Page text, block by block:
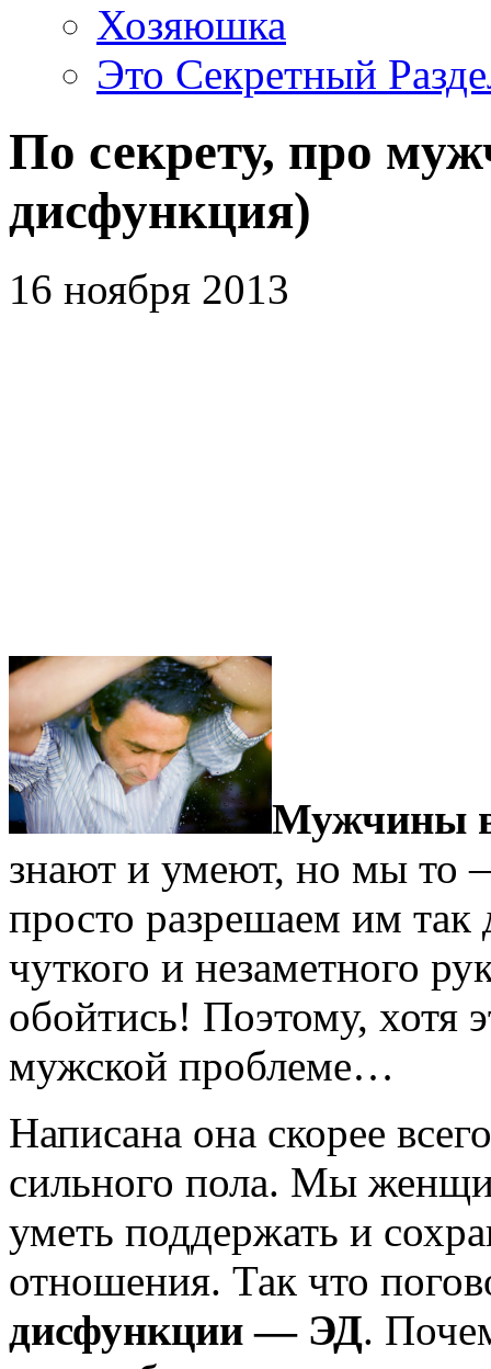
Хозяюшка
Это Секретный
По секрету, про
дисфункция)
16 ноября 2013
Мужчины
знают и умеют, но мы
просто разрешаем им
чуткого и незаметного
обойтись! Поэтому, хотя
мужской проблеме…
Написана она скорее
сильного пола. Мы
уметь поддержать и
отношения. Так что
дисфункции — ЭД.